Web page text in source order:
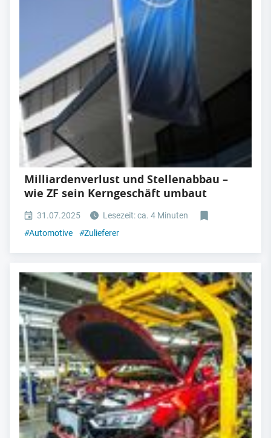
Milliardenverlust und Stellenabbau –
wie ZF sein Kerngeschäft umbaut
31.07.2025
Lesezeit: ca. 4 Minuten
#Automotive #Zulieferer